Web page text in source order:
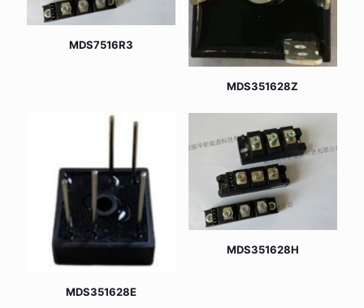
MDS7516R3
MDS351628Z
MDS351628E
MDS351628H